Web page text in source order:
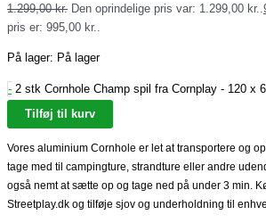
1.299,00kr. Den oprindelige pris var: 1.299,00 kr..
pris er: 995,00 kr..
På lager: På lager
- 2 stk Cornhole Champ spil fra Cornplay - 120 x
Tilføj til kurv
Vores aluminium Cornhole er let at transportere og
tage med til campingture, strandture eller andre
også nemt at sætte op og tage ned på under 3 min.
Streetplay.dk og tilføje sjov og underholdning til